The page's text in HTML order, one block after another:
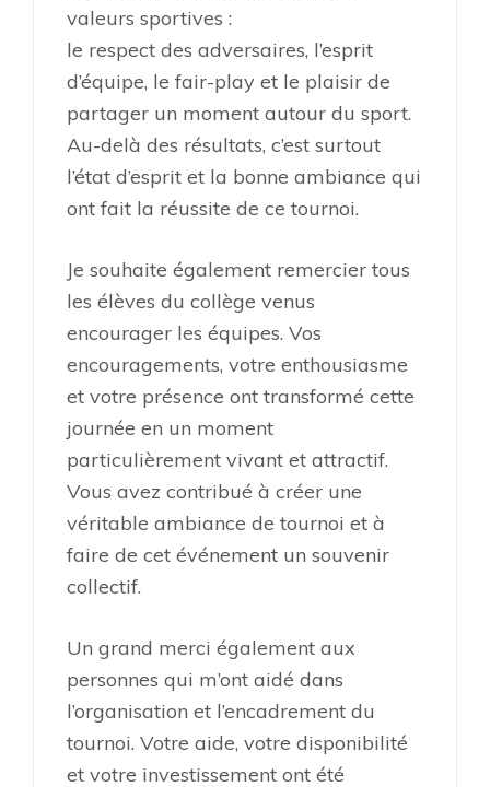
valeurs sportives :
le respect des adversaires, l’esprit
d’équipe, le fair-play et le plaisir de
partager un moment autour du sport.
Au-delà des résultats, c’est surtout
l’état d’esprit et la bonne ambiance qui
ont fait la réussite de ce tournoi.
Je souhaite également remercier tous
les élèves du collège venus
encourager les équipes. Vos
encouragements, votre enthousiasme
et votre présence ont transformé cette
journée en un moment
particulièrement vivant et attractif.
Vous avez contribué à créer une
véritable ambiance de tournoi et à
faire de cet événement un souvenir
collectif.
Un grand merci également aux
personnes qui m’ont aidé dans
l’organisation et l’encadrement du
tournoi. Votre aide, votre disponibilité
et votre investissement ont été